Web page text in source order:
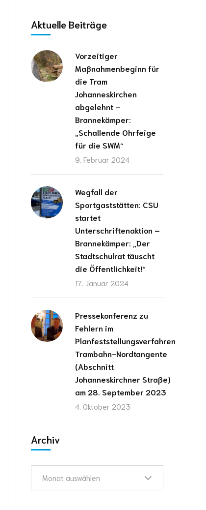
Aktuelle Beiträge
Vorzeitiger
Maßnahmenbeginn für
die Tram
Johanneskirchen
abgelehnt –
Brannekämper:
„Schallende Ohrfeige
für die SWM“
9. Februar 2024
Wegfall der
Sportgaststätten: CSU
startet
Unterschriftenaktion –
Brannekämper: „Der
Stadtschulrat täuscht
die Öffentlichkeit!“
17. Januar 2024
Pressekonferenz zu
Fehlern im
Planfeststellungsverfahren
Trambahn-Nordtangente
(Abschnitt
Johanneskirchner Straße)
am 28. September 2023
4. Oktober 2023
Archiv
Monat auswählen